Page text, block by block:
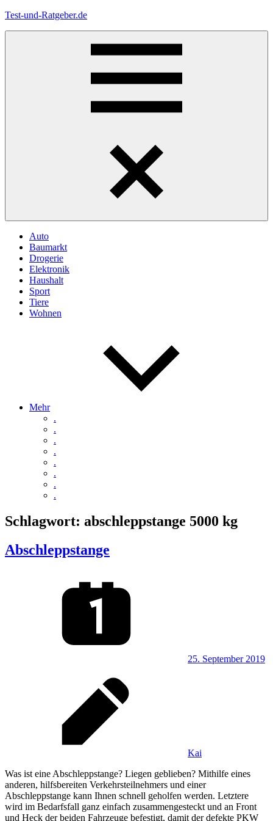
Zum
Test-und-Ratgeber.de
Auto
Baumarkt
Drogerie
Elektronik
Haushalt
Sport
Tiere
Wohnen
Mehr
.
.
.
.
.
.
.
.
Schlagwort: abschleppstange 5000 kg
Abschleppstange
25. September 2019
Kai
Was ist eine Abschleppstange? Liegen geblieben? Mithilfe eines
anderen, hilfsbereiten Verkehrsteilnehmers und einer
Abschleppstange kann Ihnen schnell geholfen werden. Letztere
wird im Bedarfsfall ganz einfach zusammengesteckt und an Front
und Heck der beiden Fahrzeuge befestigt, damit der defekte PKW